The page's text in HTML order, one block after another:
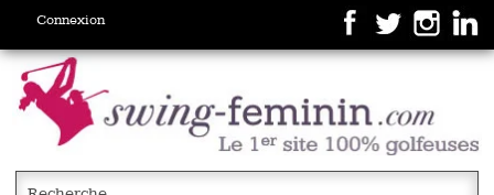
Connexion